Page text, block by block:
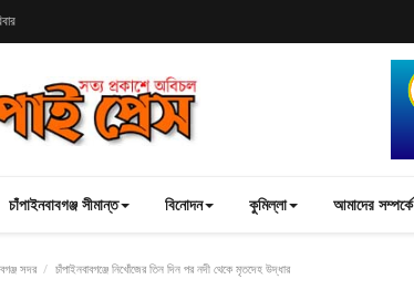
চাঁপাইনবাবগঞ্জ সীমান্ত বিনোদন কুমিল্লা আমাদের সম্পর্কে
সদর চাঁপাইনবাবগঞ্জে নিখোঁজের তিন দিন পর নদী থেকে মৃতদেহ উদ্ধার